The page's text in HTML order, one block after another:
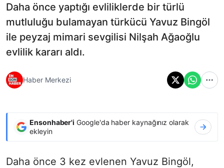
Daha önce yaptığı evliliklerde bir türlü
mutluluğu bulamayan türkücü Yavuz Bingöl
ile peyzaj mimari sevgilisi Nilşah Ağaoğlu
evlilik kararı aldı.
Haber Merkezi
Ensonhaber'i Google'da haber kaynağınız olarak
ekleyin
Daha önce 3 kez evlenen Yavuz Bingöl,